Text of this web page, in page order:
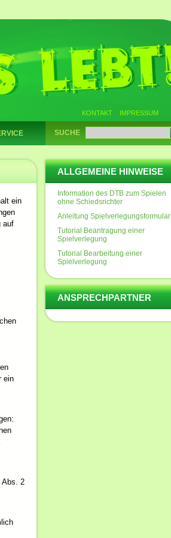
KONTAKT IMPRESSUM
SUCHE
ein
auf
ein
Abs. 2
ALLGEMEINE HINWEISE
Information des DTB zum Spielen
ohne Schiedsrichter
Anleitung Spielverlegungsformular
Tutorial Beantragung einer
Spielverlegung
Tutorial Bearbeitung einer
Spielverlegung
ANSPRECHPARTNER